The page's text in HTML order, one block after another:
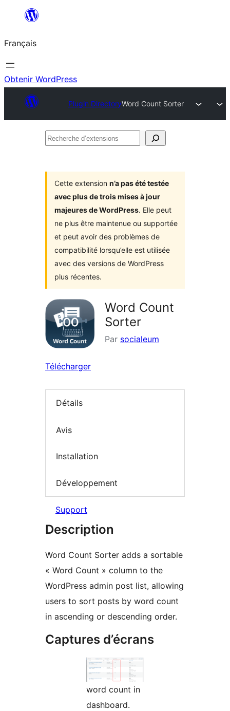
contenu
Français
Obtenir WordPress
Plugin DirectoryWord Count Sorter
Recherche
Cette extension n’a pas été testée
avec plus de trois mises à jour
majeures de WordPress. Elle peut
ne plus être maintenue ou supportée
et peut avoir des problèmes de
compatibilité lorsqu’elle est utilisée
avec des versions de WordPress
plus récentes.
Word Count
Sorter
Par socialeum
Télécharger
Détails
Avis
Installation
Développement
Support
Description
Word Count Sorter adds a sortable
« Word Count » column to the
WordPress admin post list, allowing
users to sort posts by word count
in ascending or descending order.
Captures d’écrans
word count in
dashboard.